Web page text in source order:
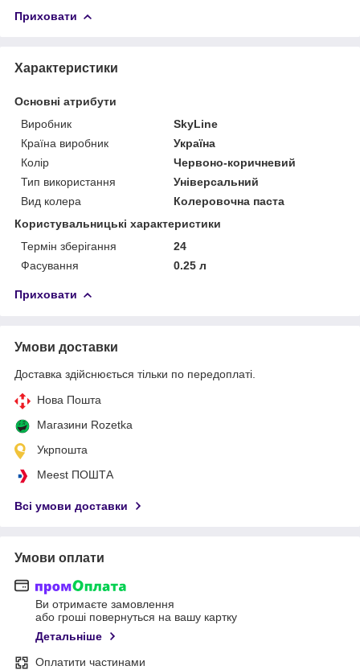
Приховати
Характеристики
Основні атрибути
Виробник
SkyLine
Країна виробник
Україна
Колір
Червоно-коричневий
Тип використання
Універсальний
Вид колера
Колеровочна паста
Користувальницькі характеристики
Термін зберігання
24
Фасування
0.25 л
Приховати
Умови доставки
Доставка здійснюється тільки по передоплаті.
Нова Пошта
Магазини Rozetka
Укрпошта
Meest ПОШТА
Всі умови доставки
Умови оплати
Ви отримаєте замовлення
або гроші повернуться на вашу картку
Детальніше
Оплатити частинами